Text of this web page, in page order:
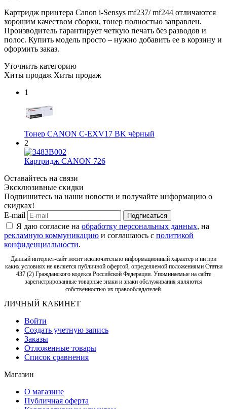
Картридж принтера Canon i-Sensys mf237/ mf244 отличаются
хорошим качеством сборки, тонер полностью заправлен.
Производитель гарантирует четкую печать без разводов и
полос. Купить модель просто – нужно добавить ее в корзину и
оформить заказ.
Уточнить категорию
Хиты продаж Хиты продаж
1
Тонер CANON C-EXV17 BK чёрный
2
Картридж CANON 726
Оставайтесь на связи
Эксклюзивные скидки
Подпишитесь на наши новости и получайте информацию о
скидках!
E-mail
Подписаться
Я даю согласие на обработку персональных данных, на
рекламную коммуникацию и соглашаюсь с политикой
конфиденциальности.
Данный интернет-сайт носит исключительно информационный характер и ни при
каких условиях не является публичной офертой, определяемой положениями Статьи
437 (2) Гражданского кодекса Российской Федерации. Упоминаемые на сайте
зарегистрированные товарные знаки и знаки обслуживания являются
собственностью их правообладателей.
ЛИЧНЫЙ КАБИНЕТ
Войти
Создать учетную запись
Заказы
Отложенные товары
Список сравнения
Магазин
О магазине
Публичная оферта